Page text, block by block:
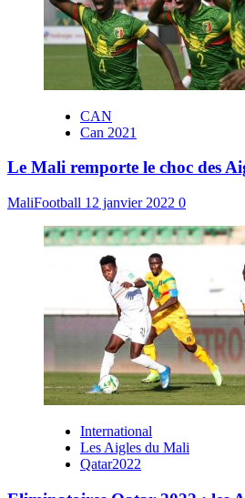
CAN
Can 2021
Le Mali remporte le choc des
MaliFootball 12 janvier 2022 0
International
Les Aigles du Mali
Qatar2022